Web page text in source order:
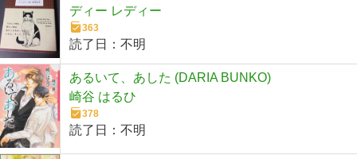
ディー レディー
363
読了日： 不明
あるいて、あした (DARIA BUNKO)
崎谷 はるひ
378
読了日： 不明